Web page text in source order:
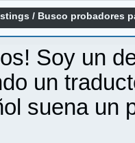
/ Busco probadores
Soy un
un
suena un